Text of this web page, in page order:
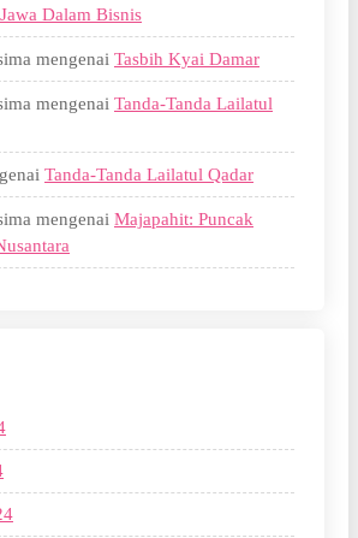
Dalam Bisnis
mengenai Tasbih Kyai Damar
mengenai Tanda-Tanda Lailatul
Tanda-Tanda Lailatul Qadar
mengenai Majapahit: Puncak